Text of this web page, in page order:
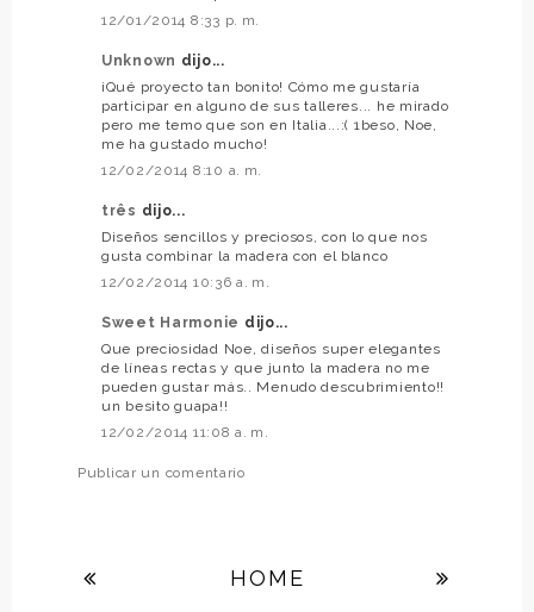
12/01/2014 8:33 p. m.
Unknown dijo...
¡Qué proyecto tan bonito! Cómo me gustaría
participar en alguno de sus talleres... he mirado
pero me temo que son en Italia...:( 1beso, Noe,
me ha gustado mucho!
12/02/2014 8:10 a. m.
três dijo...
Diseños sencillos y preciosos, con lo que nos
gusta combinar la madera con el blanco
12/02/2014 10:36 a. m.
Sweet Harmonie dijo...
Que preciosidad Noe, diseños super elegantes
de líneas rectas y que junto la madera no me
pueden gustar más.. Menudo descubrimiento!!
un besito guapa!!
12/02/2014 11:08 a. m.
Publicar un comentario
HOME